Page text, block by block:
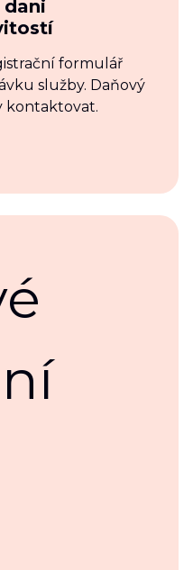
dani
formulář
služby. Daňový
kontaktovat.